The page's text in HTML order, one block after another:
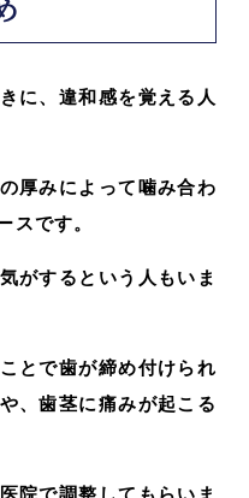
に、違和感を覚える人
厚みによって噛み合わ
スです。
がするという人もいま
とで歯が締め付けられ
、歯茎に痛みが起こる